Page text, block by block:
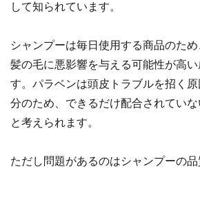
して知られています。
シャンプーは毎日使用する商品のた
髪の毛に悪影響を与える可能性が高
す。パラベンは頭皮トラブルを招く
分のため、できるだけ配合されてい
と考えられます。
ただし問題があるのはシャンプーの品